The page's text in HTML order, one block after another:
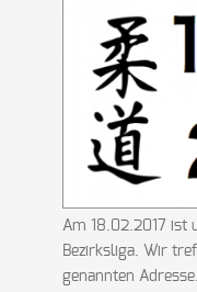
Am 18.02.2017 ist
Bezirksliga. Wir
genannten